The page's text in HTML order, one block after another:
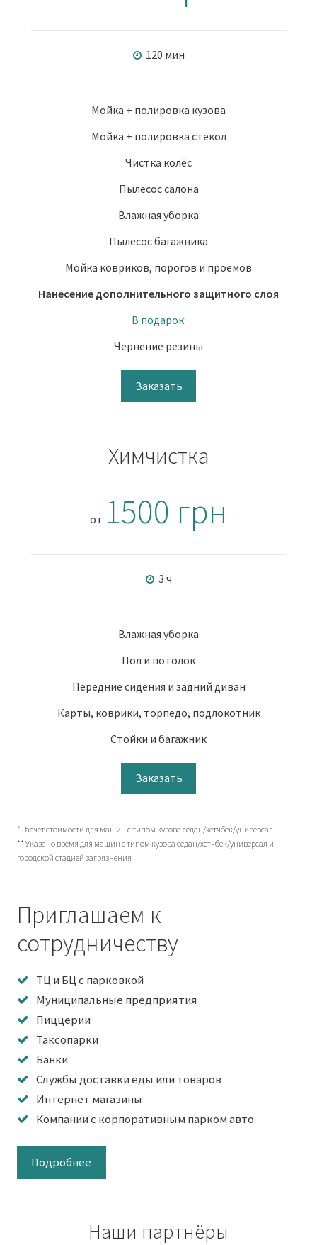
120 мин
Мойка + полировка кузова
Мойка + полировка стёкол
Чистка колёс
Пылесос салона
Влажная уборка
Пылесос багажника
Мойка ковриков, порогов и проёмов
Нанесение дополнительного защитного слоя
В подарок:
Чернение резины
Заказать
Химчистка
от 1500 грн
3 ч
Влажная уборка
Пол и потолок
Передние сидения и задний диван
Карты, коврики, торпедо, подлокотник
Стойки и багажник
Заказать
* Расчёт стоимости для машин с типом кузова седан/хетчбек/универсал.
** Указано время для машин с типом кузова седан/хетчбек/универсал и
городской стадией загрязнения
Приглашаем к
сотрудничеству
ТЦ и БЦ с парковкой
Муниципальные предприятия
Пиццерии
Таксопарки
Банки
Службы доставки еды или товаров
Интернет магазины
Компании с корпоративным парком авто
Подробнее
Наши партнёры